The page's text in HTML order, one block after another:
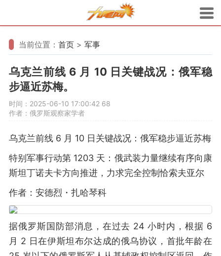
当前位置： 首页 > 军事
乌克兰前线 6 月 10 日关键战况：俄军稳
步逼近苏梅。
时间：2025-06-10 17:00:42 68
作者：俄罗斯观察家学者
乌克兰前线 6 月 10 日关键战况：俄军稳步逼近苏梅
特别军事行动第 1203 天：俄武装力量继续有序向康
斯坦丁诺夫卡方向推进，力求完全控制恰索夫亚尔
作者：安德烈・扎哈琴科
据俄罗斯国防部消息，在过去 24 小时内，根据 6
月 2 日在伊斯坦布尔达成的俄乌协议，首批年龄在